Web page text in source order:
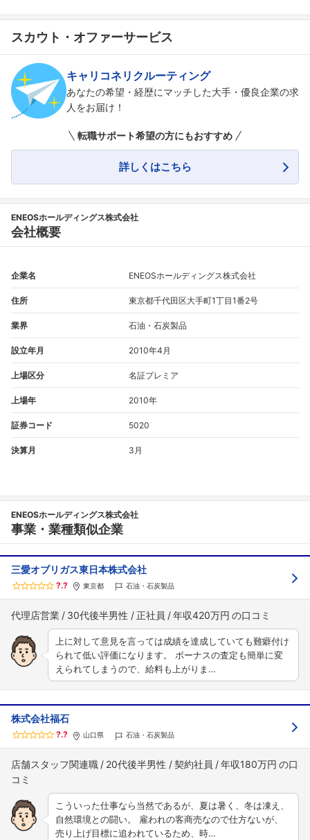
スカウト・オファーサービス
キャリコネリクルーティング
あなたの希望・経歴にマッチした大手・優良企業の求
人をお届け！
転職サポート希望の方にもおすすめ
詳しくはこちら
ENEOSホールディングス株式会社
会社概要
企業名 ENEOSホールディングス株式会社
住所 東京都千代田区大手町1丁目1番2号
業界 石油・石炭製品
設立年月 2010年4月
上場区分 名証プレミア
上場年 2010年
証券コード 5020
決算月 3月
ENEOSホールディングス株式会社
事業・業種類似企業
三愛オブリガス東日本株式会社
?.? 東京都 石油・石炭製品
代理店営業 30代後半男性 正社員 年収420万円
上に対して意見を言っては成績を達成していても難癖付け
られて低い評価になります。 ボーナスの査定も簡単に変
えられてしまうので、給料も上がりま…
株式会社福石
?.? 山口県 石油・石炭製品
店舗スタッフ関連職 20代後半男性 契約社員 年収180万円
こういった仕事なら当然であるが、夏は暑く、冬は凍え、
自然環境との闘い。 雇われの客商売なので仕方ないが、
売り上げ目標に追われているため、時…